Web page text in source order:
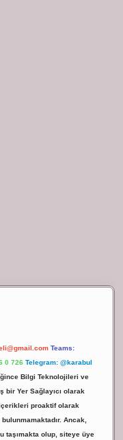
Teams:
0 726 Telegram: @karabul
Bilgi Teknolojileri ve
bir Yer Sağlayıcı olarak
proaktif olarak
Ancak,
taşımakta olup, siteye üye